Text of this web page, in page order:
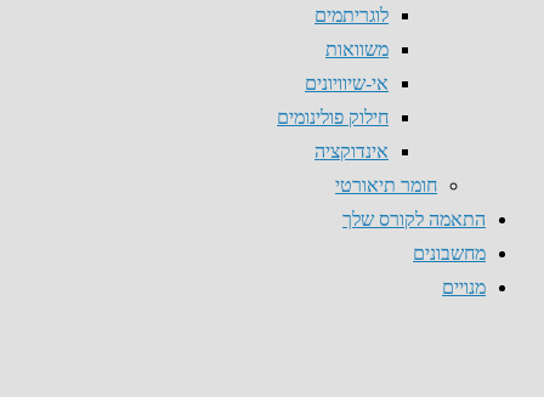
לוגריתמים
משוואות
אי-שיוויונים
חילוק פולינומים
אינדוקציה
חומר תיאורטי
התאמה לקורס שלך
מחשבונים
מנויים